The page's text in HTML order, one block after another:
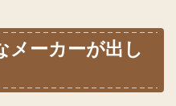
メーカーが出し